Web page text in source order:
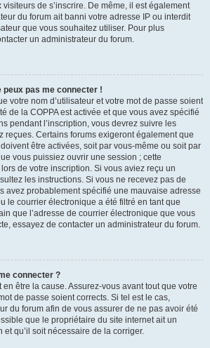
de s’inscrire. De même, il est également
du forum ait banni votre adresse IP ou interdit
que vous souhaitez utiliser. Pour plus
un administrateur du forum.
pas me connecter !
votre nom d’utilisateur et votre mot de passe soient
de la COPPA est activée et que vous avez spécifié
pendant l’inscription, vous devrez suivre les
reçues. Certains forums exigeront également que
être activées, soit par vous-même ou soit par
vous puissiez ouvrir une session ; cette
de votre inscription. Si vous aviez reçu un
les instructions. Si vous ne recevez pas de
avez probablement spécifié une mauvaise adresse
le courrier électronique a été filtré en tant que
que l’adresse de courrier électronique que vous
essayez de contacter un administrateur du forum.
connecter ?
être la cause. Assurez-vous avant tout que votre
de passe soient corrects. Si tel est le cas,
du forum afin de vous assurer de ne pas avoir été
que le propriétaire du site internet ait un
qu’il soit nécessaire de la corriger.